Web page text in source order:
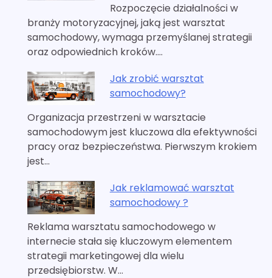
Rozpoczęcie działalności w
branży motoryzacyjnej, jaką jest warsztat
samochodowy, wymaga przemyślanej strategii
oraz odpowiednich kroków.…
Jak zrobić warsztat
samochodowy?
Organizacja przestrzeni w warsztacie
samochodowym jest kluczowa dla efektywności
pracy oraz bezpieczeństwa. Pierwszym krokiem
jest…
Jak reklamować warsztat
samochodowy ?
Reklama warsztatu samochodowego w
internecie stała się kluczowym elementem
strategii marketingowej dla wielu
przedsiębiorstw. W…